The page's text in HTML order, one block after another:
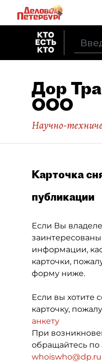
Дор
ООО
Научно-
Карточка
публикации
Если Вы
информации,
карточки,
форму ниже.
Если вы хотите
карточку,
анкету
При
обращайтесь по
whoiswho@dp.ru